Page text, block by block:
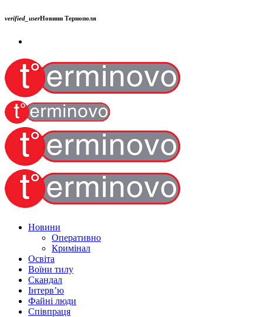
verified_userНовини Тернополя
Новини
Оперативно
Кримінал
Освіта
Воїни тилу
Скандал
Інтерв’ю
Файні люди
Співпраця